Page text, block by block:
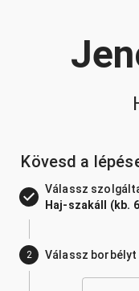
Kövesd a
Válassz
Haj-szakáll (kb.
2 Válassz borbélyt